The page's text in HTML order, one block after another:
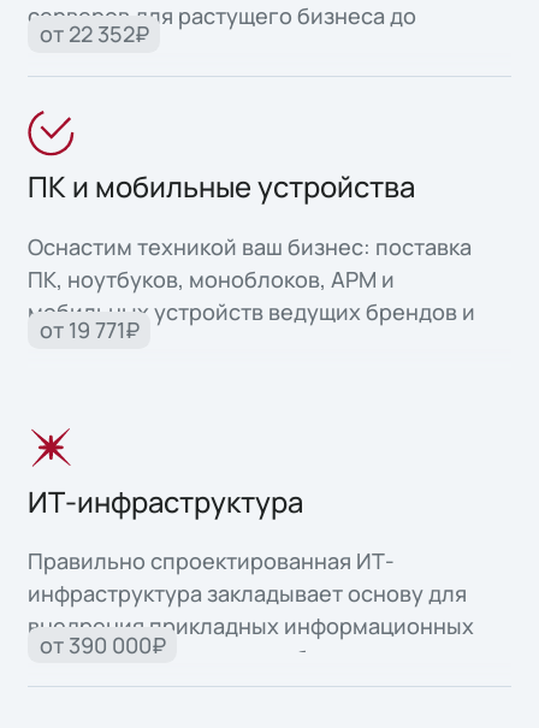
серверов для растущего бизнеса до
высоконадежных систем для критически
важных задач.
от 22 352₽
ПК и мобильные устройства
Оснастим техникой ваш бизнес: поставка
ПК, ноутбуков, моноблоков, АРМ и
мобильных устройств ведущих брендов и
собственного производства.
от 19 771₽
ИТ-инфраструктура
Правильно спроектированная ИТ-
инфраструктура закладывает основу для
внедрения прикладных информационных
систем и автоматизации бизнес-процессов.
от 390 000₽